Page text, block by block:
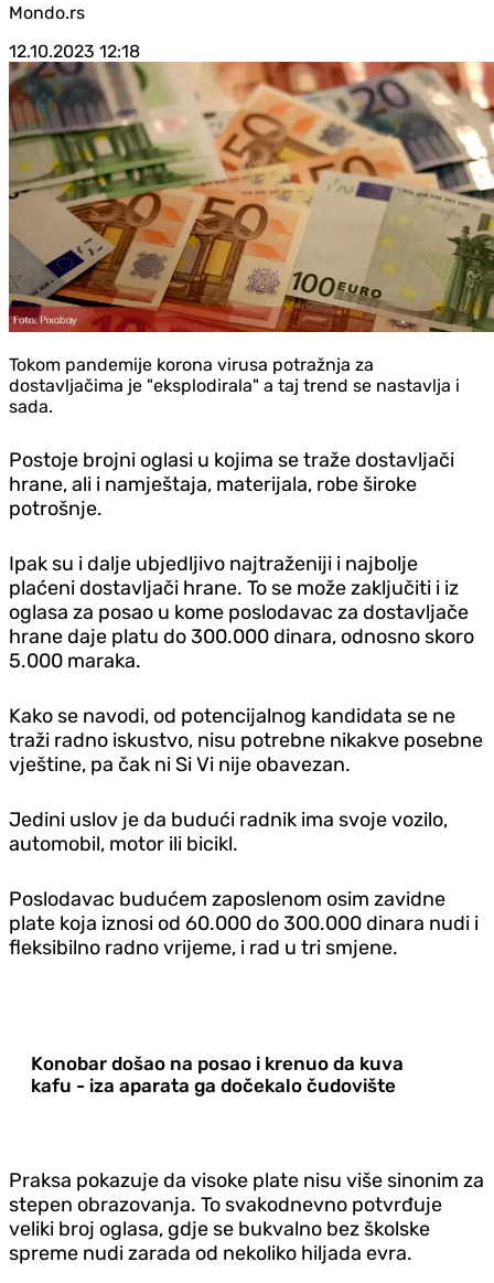
Mondo.rs
12.10.2023 12:18
Tokom pandemije korona virusa potražnja za
dostavljačima je "eksplodirala" a taj trend se nastavlja i
sada.
Postoje brojni oglasi u kojima se traže dostavljači
hrane, ali i namještaja, materijala, robe široke
potrošnje.
Ipak su i dalje ubjedljivo najtraženiji i najbolje
plaćeni dostavljači hrane. To se može zaključiti i iz
oglasa za posao u kome poslodavac za dostavljače
hrane daje platu do 300.000 dinara, odnosno skoro
5.000 maraka.
Kako se navodi, od potencijalnog kandidata se ne
traži radno iskustvo, nisu potrebne nikakve posebne
vještine, pa čak ni Si Vi nije obavezan.
Jedini uslov je da budući radnik ima svoje vozilo,
automobil, motor ili bicikl.
Poslodavac budućem zaposlenom osim zavidne
plate koja iznosi od 60.000 do 300.000 dinara nudi i
fleksibilno radno vrijeme, i rad u tri smjene.
Konobar došao na posao i krenuo da kuva
kafu - iza aparata ga dočekalo čudovište
Praksa pokazuje da visoke plate nisu više sinonim za
stepen obrazovanja. To svakodnevno potvrđuje
veliki broj oglasa, gdje se bukvalno bez školske
spreme nudi zarada od nekoliko hiljada evra.